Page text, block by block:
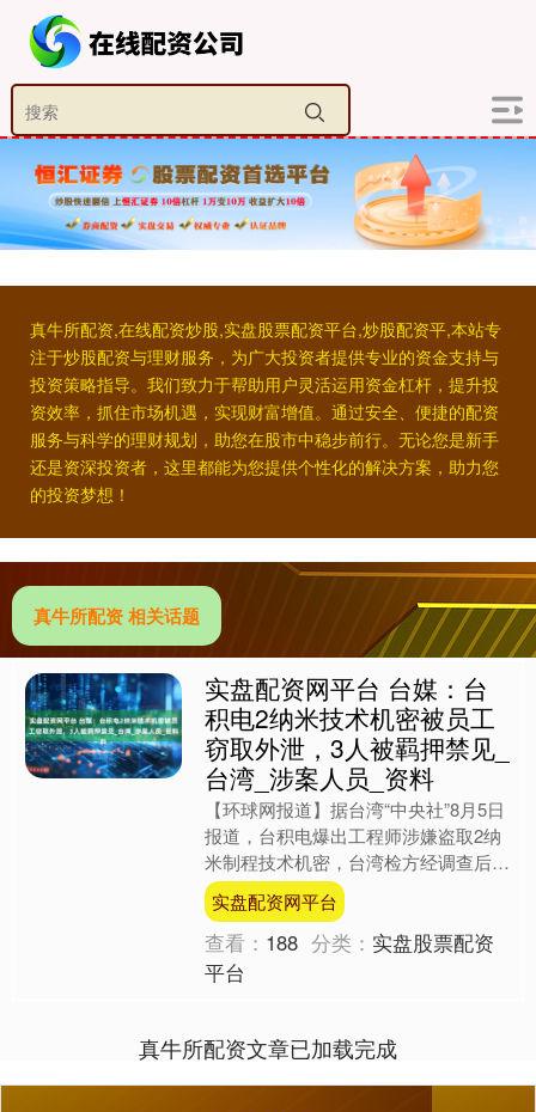
真牛所配资,在线配资炒股,实盘股票配资平台,炒股配资平,本站专
注于炒股配资与理财服务，为广大投资者提供专业的资金支持与
投资策略指导。我们致力于帮助用户灵活运用资金杠杆，提升投
资效率，抓住市场机遇，实现财富增值。通过安全、便捷的配资
服务与科学的理财规划，助您在股市中稳步前行。无论您是新手
还是资深投资者，这里都能为您提供个性化的解决方案，助力您
的投资梦想！
真牛所配资 相关话题
实盘配资网平台 台媒：台
积电2纳米技术机密被员工
窃取外泄，3人被羁押禁见_
台湾_涉案人员_资料
【环球网报道】据台湾“中央社”8月5日
报道，台积电爆出工程师涉嫌盗取2纳
米制程技术机密，台湾检方经调查后，
向法院申请羁押禁见3名涉案人员获
准。由于台“科学及技术....
实盘配资网平台
查看： 188 分类： 实盘股票配资
平台
真牛所配资文章已加载完成